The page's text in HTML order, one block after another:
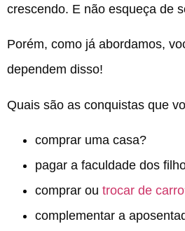
crescendo. E não esqueça de
Porém, como já abordamos,
dependem disso!
Quais são as conquistas que
comprar uma casa?
pagar a faculdade dos
comprar ou trocar de carro
complementar a